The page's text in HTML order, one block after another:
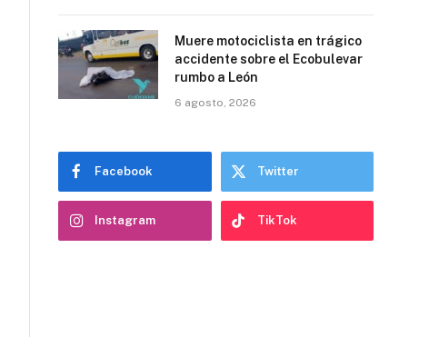
Muere motociclista en trágico
accidente sobre el Ecobulevar
rumbo a León
6 agosto, 2026
Facebook Twitter
Instagram TikTok